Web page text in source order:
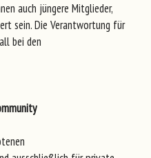
auch jüngere Mitglieder,
sein. Die Verantwortung für
bei den